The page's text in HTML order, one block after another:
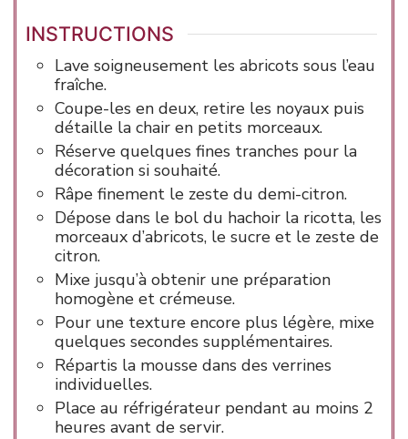
INSTRUCTIONS
Lave soigneusement les abricots sous l’eau
fraîche.
Coupe-les en deux, retire les noyaux puis
détaille la chair en petits morceaux.
Réserve quelques fines tranches pour la
décoration si souhaité.
Râpe finement le zeste du demi-citron.
Dépose dans le bol du hachoir la ricotta, les
morceaux d’abricots, le sucre et le zeste de
citron.
Mixe jusqu’à obtenir une préparation
homogène et crémeuse.
Pour une texture encore plus légère, mixe
quelques secondes supplémentaires.
Répartis la mousse dans des verrines
individuelles.
Place au réfrigérateur pendant au moins 2
heures avant de servir.